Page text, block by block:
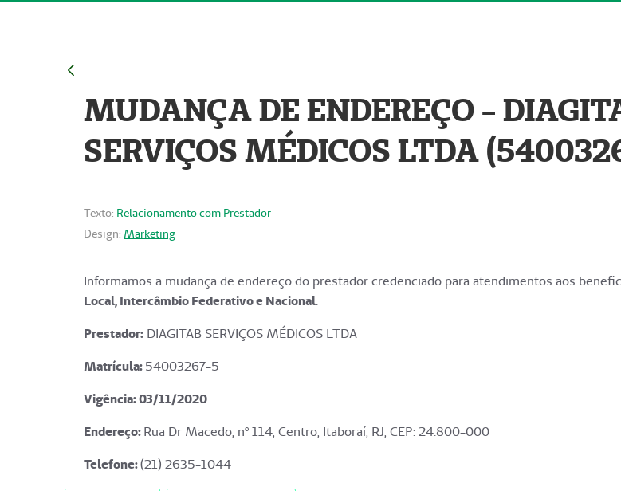
MUDANÇA DE ENDEREÇO -
SERVIÇOS MÉDICOS LTDA
Texto: Relacionamento com Prestador
Design: Marketing
Informamos a mudança de endereço do prestador credenciado para atendimentos aos
Local, Intercâmbio Federativo e Nacional.
Prestador: DIAGITAB SERVIÇOS MÉDICOS LTDA
Matrícula:54003267-5
Vigência: 03/11/2020
Endereço:Rua Dr Macedo, nº 114, Centro, Itaboraí, RJ, CEP: 24.800-000
Telefone:(21) 2635-1044